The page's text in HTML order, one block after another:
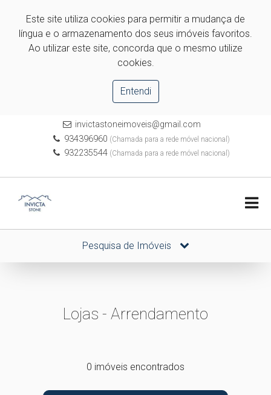
Este site utiliza cookies para permitir a mudança de
língua e o armazenamento dos seus imóveis favoritos.
Ao utilizar este site, concorda que o mesmo utilize
cookies.
Entendi
invictastoneimoveis@gmail.com
934396960 (Chamada para a rede móvel nacional)
932235544 (Chamada para a rede móvel nacional)
Pesquisa de Imóveis
Lojas - Arrendamento
0 imóveis encontrados